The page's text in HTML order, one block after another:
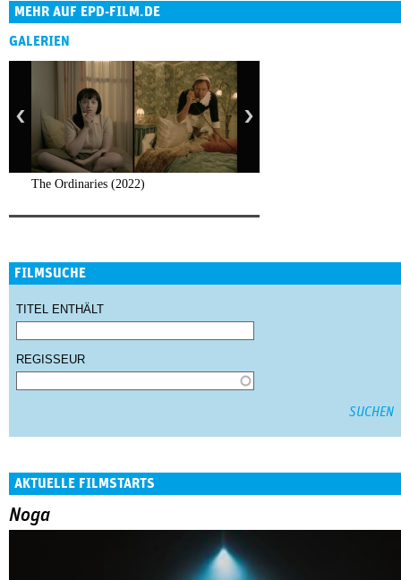
MEHR AUF EPD-FILM.DE
GALERIEN
The Ordinaries (2022)
FILMSUCHE
TITEL ENTHÄLT
REGISSEUR
AKTUELLE FILMSTARTS
Noga